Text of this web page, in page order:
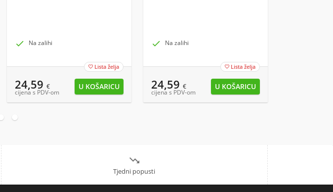
 Na zalihi
 Lista želja
24,59 €
cijena s PDV-om
 Na zalihi
 Lista želja
24,59 €
cijena s PDV-om

Tjedni popusti